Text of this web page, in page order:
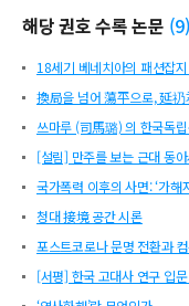
해당 권호 수록 논문 (9)
18세기 베네치아의 패션잡
換局을 넘어 蕩平으로, 延
쓰마루 (司馬璐) 의 한국독
[설림] 만주를 보는 근대 동
국가폭력 이후의 사면: ‘가해
청대 接境 공간 시론
포스트코로나 문명 전환과
[서평] 한국 고대사 연구 입